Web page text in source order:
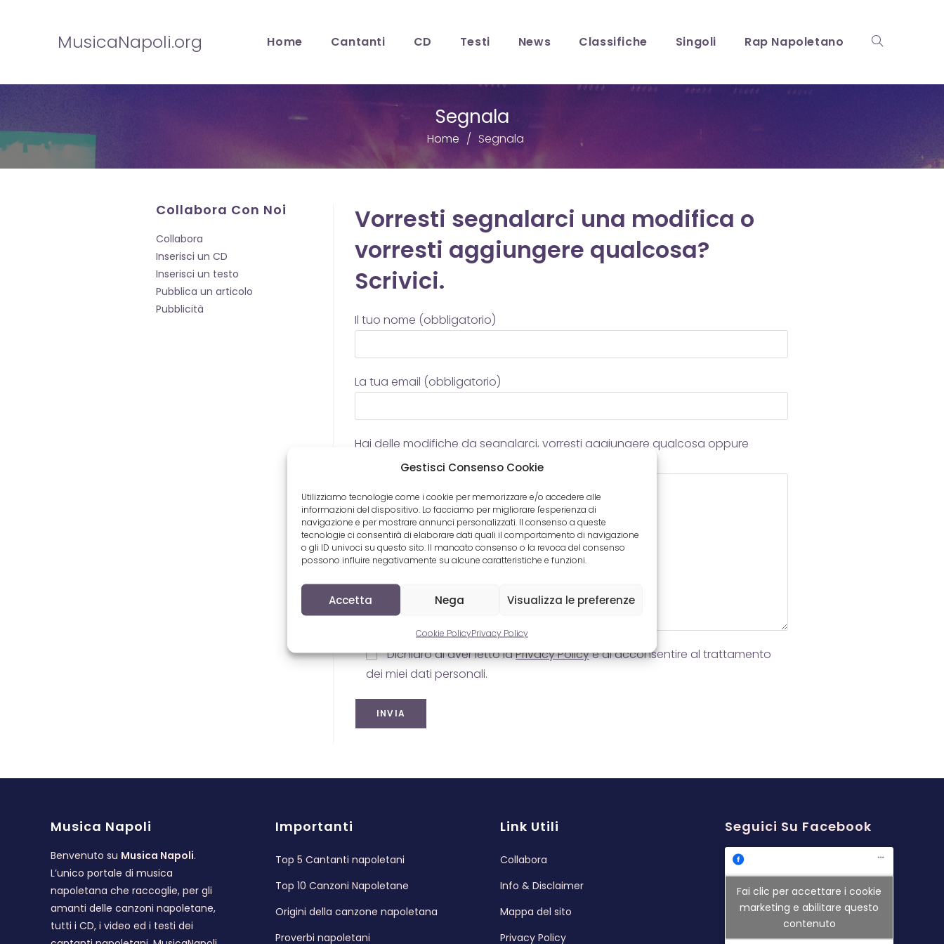
Gestisci Consenso Cookie
Utilizziamo tecnologie come i cookie per memorizzare e/o accedere alle
informazioni del dispositivo. Lo facciamo per migliorare l'esperienza di
navigazione e per mostrare annunci personalizzati. Il consenso a queste
tecnologie ci consentirà di elaborare dati quali il comportamento di navigazione
o gli ID univoci su questo sito. Il mancato consenso o la revoca del consenso
possono influire negativamente su alcune caratteristiche e funzioni.
Accetta Nega Visualizza le preferenze
Cookie PolicyPrivacy Policy
MusicaNapoli.org Home Cantanti CD Testi News Classifiche Singoli Rap Napoletano Attiva/
Segnala
Home Segnala
Vorresti segnalarci una modifica o
vorresti aggiungere qualcosa?
Scrivici.
Il tuo nome (obbligatorio)
La tua email (obbligatorio)
Hai delle modifiche da segnalarci, vorresti aggiungere qualcosa oppure
revisionare un errore? Scrivi qui sotto.
Dichiaro di aver letto laPrivacy Policye di acconsentire al trattamento
dei miei dati personali.
Collabora Con Noi
Collabora
Inserisci un CD
Inserisci un testo
Pubblica un articolo
Pubblicità
Musica Napoli
Benvenuto su Musica Napoli.
L’unico portale di musica
napoletana che raccoglie, per gli
amanti delle canzoni napoletane,
tutti i CD, i video ed i testi dei
Importanti
Top 5 Cantanti napoletani
Top 10 Canzoni Napoletane
Origini della canzone napoletana
Proverbi napoletani
Link Utili
Collabora
Info & Disclaimer
Mappa del sito
Privacy Policy
Seguici Su Facebook
Fai clic per accettare i cookie
marketing e abilitare questo
contenuto